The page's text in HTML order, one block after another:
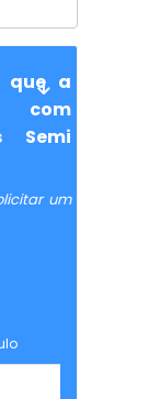
que a
com
Semi
um